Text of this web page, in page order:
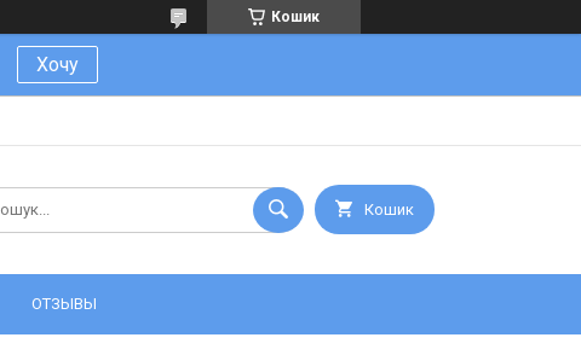
Кошик
Хочу
Кошик
ОТЗЫВЫ